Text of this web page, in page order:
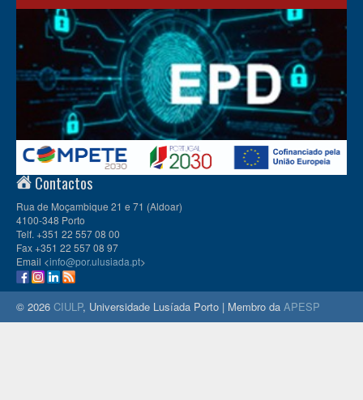
Contactos
Rua de Moçambique 21 e 71 (Aldoar)
4100-348 Porto
Telf. +351 22 557 08 00
Fax +351 22 557 08 97
Email <info@por.ulusiada.pt>
© 2026 CIULP, Universidade Lusíada Porto | Membro da APESP